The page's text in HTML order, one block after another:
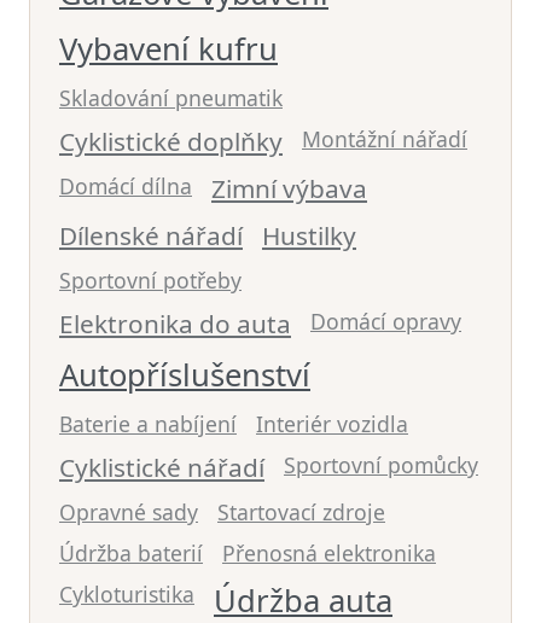
Vybavení kufru
Skladování pneumatik
Cyklistické doplňky
Montážní nářadí
Domácí dílna
Zimní výbava
Dílenské nářadí
Hustilky
Sportovní potřeby
Elektronika do auta Domácí opravy
Autopříslušenství
Baterie a nabíjení Interiér vozidla
Cyklistické nářadí
Sportovní pomůcky
Opravné sady
Startovací zdroje
Údržba baterií
Přenosná elektronika
Cykloturistika
Údržba auta